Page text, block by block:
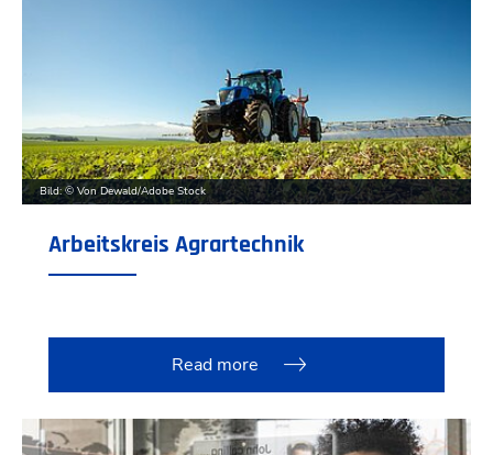
Bild: © Von Dewald/Adobe Stock
Arbeitskreis Agrartechnik
Read more